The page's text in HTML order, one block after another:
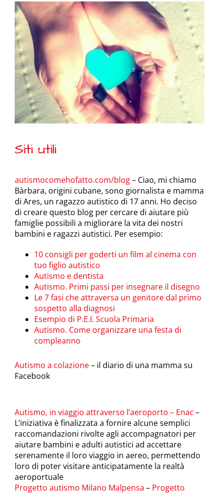
Siti utili
autismocomehofatto.com/blog– Ciao, mi chiamo
Bàrbara, origini cubane, sono giornalista e mamma
di Ares, un ragazzo autistico di 17 anni. Ho deciso
di creare questo blog per cercare di aiutare più
famiglie possibili a migliorare la vita dei nostri
bambini e ragazzi autistici. Per esempio:
10 consigli per goderti un film al cinema con
tuo figlio autistico
Autismo e dentista
Autismo. Primi passi per insegnare il disegno
Le 7 fasi che attraversa un genitore dal primo
sospetto alla diagnosi
Esempio di P.E.I. Scuola Primaria
Autismo. Come organizzare una festa di
compleanno
Autismo a colazione– il diario di una mamma su
Facebook
Autismo, in viaggio attraverso l’aeroporto – Enac –
L’iniziativa è finalizzata a fornire alcune semplici
raccomandazioni rivolte agli accompagnatori per
aiutare bambini e adulti autistici ad accettare
serenamente il loro viaggio in aereo, permettendo
loro di poter visitare anticipatamente la realtà
aeroportuale
Progetto autismo Milano Malpensa – Progetto